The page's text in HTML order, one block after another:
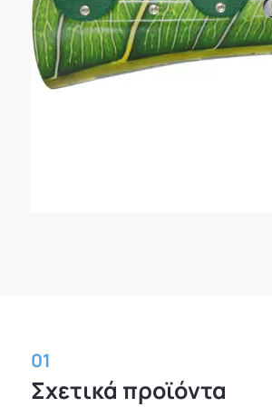
Σχετικά προϊόντα
01